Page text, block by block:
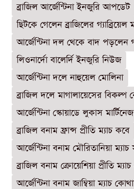
ব্রাজিল আর্জেন্টিনা ইনজুরি আপডেট
ছিটকে গেলেন ব্রাজিলের গ্যাব্রিয়েল
আর্জেন্টিনা দল থেকে বাদ পড়লেন
লিওনার্দো বালের্দি ইনজুরি নিউজ
আর্জেন্টিনা দলে নাহুয়েল মোলিনা
ব্রাজিল দলে মাগালায়েসের বিকল্প
আর্জেন্টিনা স্কোয়াডে লুকাস
ব্রাজিল বনাম ফ্রান্স প্রীতি ম্যাচ কবে
আর্জেন্টিনা বনাম মৌরিতানিয়া ম্যাচ
ব্রাজিল বনাম ক্রোয়েশিয়া প্রীতি
আর্জেন্টিনা বনাম জাম্বিয়া ম্যাচ